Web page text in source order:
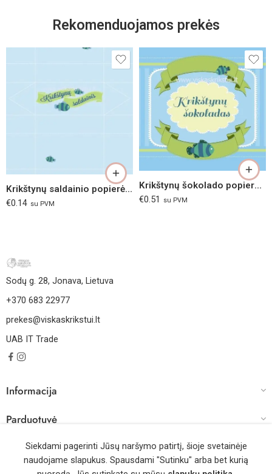
Rekomenduojamos prekės
Krikštynų saldainio popierėlis „Jūra“
€0.14 su PVM
Krikštynų šokolado popierėlis „Jūra“
€0.51 su PVM
Sodų g. 28, Jonava, Lietuva
+370 683 22977
prekes@viskaskrikstui.lt
UAB IT Trade
Informacija
Parduotuvė
Darbo laikas
Siekdami pagerinti Jūsų naršymo patirtį, šioje svetainėje
naudojame slapukus. Spausdami "Sutinku" arba bet kurią